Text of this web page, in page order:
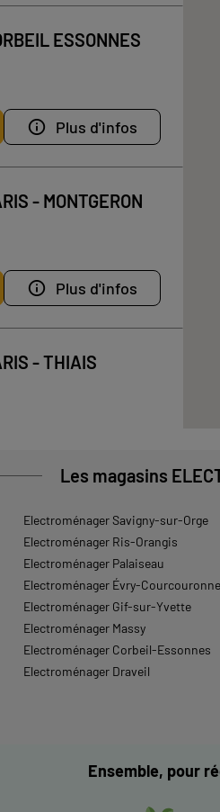
ESSONNES
Plus d'infos
- MONTGERON
Plus d'infos
- THIAIS
Plus d'infos
- BRIE COMTE
Les magasins
Electroménager Savigny-sur-Orge
Electroménager Ris-Orangis
Electroménager Palaiseau
Electroménager Évry-
Electroménager Gif-sur-Yvette
Electroménager Massy
Electroménager Corbeil-Essonnes
Electroménager Draveil
Ensemble, pour